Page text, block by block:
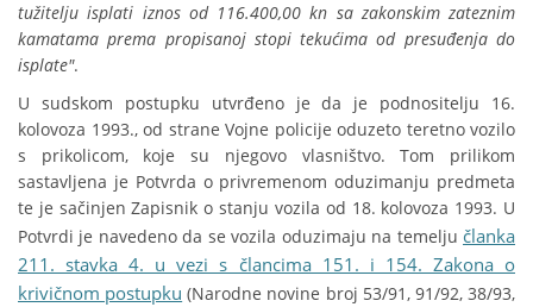
tužitelju isplati iznos od 116.400,00 kn sa zakonskim zateznim
kamatama prema propisanoj stopi tekućima od presuđenja do
isplate".
U sudskom postupku utvrđeno je da je podnositelju 16.
kolovoza 1993., od strane Vojne policije oduzeto teretno vozilo
s prikolicom, koje su njegovo vlasništvo. Tom prilikom
sastavljena je Potvrda o privremenom oduzimanju predmeta
te je sačinjen Zapisnik o stanju vozila od 18. kolovoza 1993. U
Potvrdi je navedeno da se vozila oduzimaju na temelju članka
211. stavka 4. u vezi s člancima 151. i 154. Zakona o
krivičnom postupku (Narodne novine broj 53/91, 91/92, 38/93,